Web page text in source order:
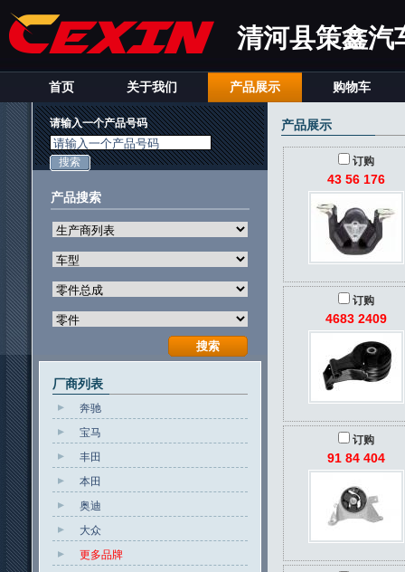
清河县策鑫汽
首页 关于我们 产品展示 购物车
产品展示
订购
43 56 176
订购
4683 2409
订购
91 84 404
请输入一个产品号码
请输入一个产品号码
产品搜索
厂商列表
奔驰
宝马
丰田
本田
奥迪
大众
更多品牌